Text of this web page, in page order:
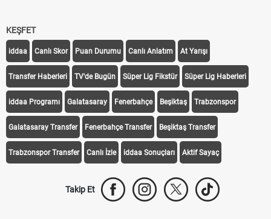
KEŞFET
iddaa Canlı Skor Puan Durumu Canlı Anlatım At Yarışı
Transfer Haberleri TV'de Bugün Süper Lig Fikstür Süper Lig Haberleri
iddaa Programı Galatasaray Fenerbahçe Beşiktaş Trabzonspor
Galatasaray Transfer Fenerbahçe Transfer Beşiktaş Transfer
Trabzonspor Transfer Canlı İzle iddaa Sonuçları Aktif Sayaç
Takip Et